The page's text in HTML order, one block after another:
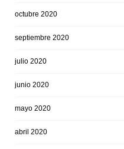
octubre 2020
septiembre 2020
julio 2020
junio 2020
mayo 2020
abril 2020